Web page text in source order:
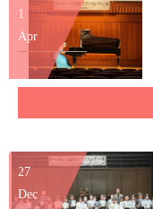
1
Apr
27
Dec